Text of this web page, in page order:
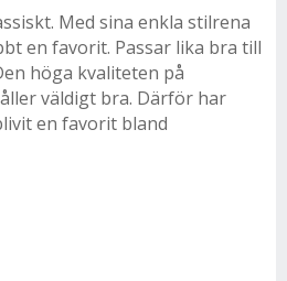
Med sina enkla stilrena
en favorit. Passar lika bra till
höga kvaliteten på
väldigt bra. Därför har
en favorit bland